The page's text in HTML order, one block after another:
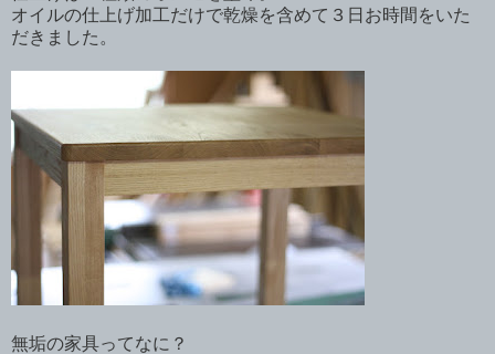
オイルの仕上げ加工だけで乾燥を含めて３日お時間をいた
だきました。
無垢の家具ってなに？